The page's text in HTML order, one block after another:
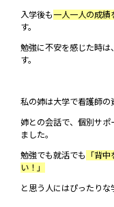
入学後も一人一人の成績
す。
勉強に不安を感じた時は
す。
私の姉は大学で看護師の
姉との会話で、個別サポ
ました。
勉強でも就活でも
「背
い！」
と思う人にはぴったりな